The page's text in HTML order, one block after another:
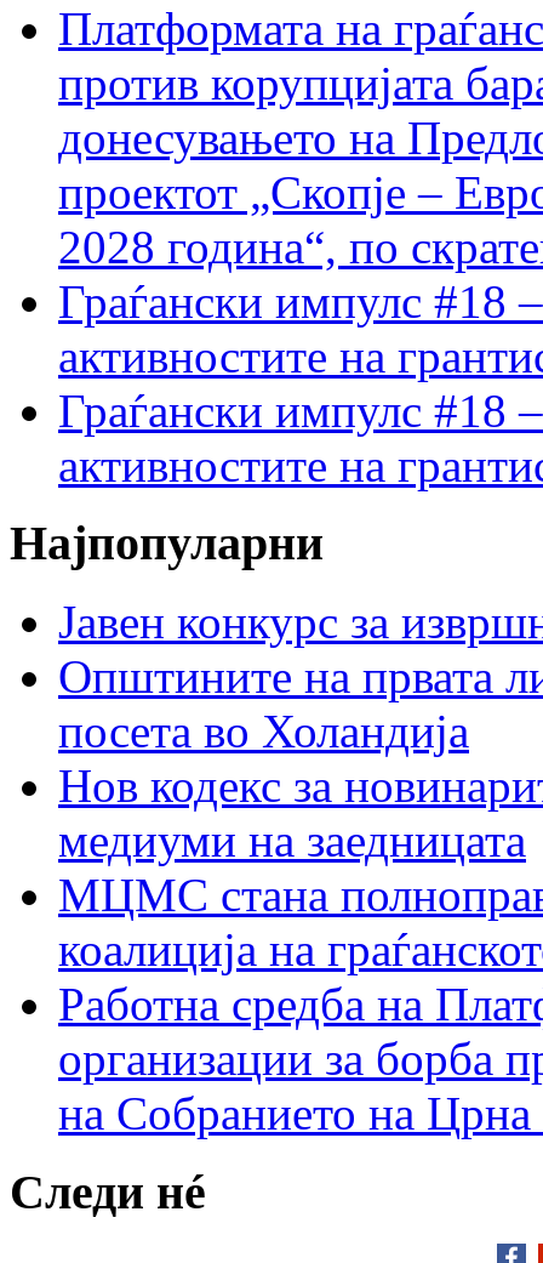
Платформата на
против корупцијата
донесувањето на
проектот „Скопје –
2028 година“, по
Граѓански импулс #18
активностите на
Граѓански импулс #18
активностите на
Најпопуларни
Јавен конкурс за
Општините на првата
посета во Холандија
Нов кодекс за
медиуми на заедницата
МЦМС стана
коалиција на
Работна средба на
организации за борба
на Собранието на Црна
Следи нé